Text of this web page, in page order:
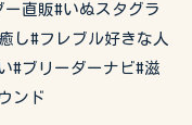
直販#いぬスタグラ
し#フレブル好きな人
#ブリーダーナビ#滋
ンド